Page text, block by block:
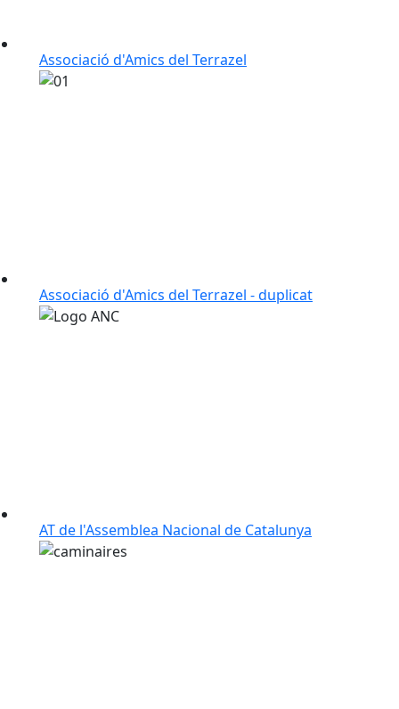
Associació d'Amics del Terrazel
Associació d'Amics del Terrazel - duplicat
AT de l'Assemblea Nacional de Catalunya